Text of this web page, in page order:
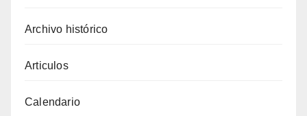
Archivo histórico
Articulos
Calendario